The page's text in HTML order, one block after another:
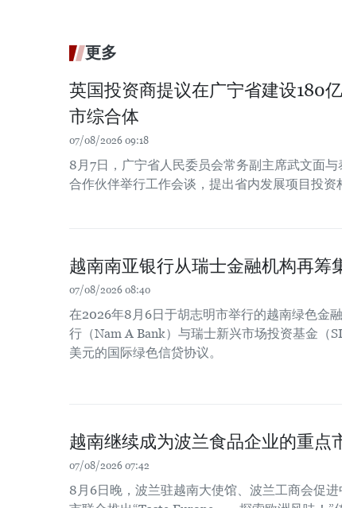
更多
英国投资商提议在广宁省建设180
市综合体
07/08/2026 09:18
8月7日，广宁省人民委员会常务副主席武文面
合作伙伴举行工作会谈，提出省内发展项目投资
越南南亚银行从瑞士金融机构再筹
07/08/2026 08:40
在2026年8月6日于胡志明市举行的越南绿色金
行（Nam A Bank）与瑞士新兴市场投资基金（
美元的国际绿色信贷协议。
越南继续成为波兰食品企业的重点
07/08/2026 07:42
8月6日晚，波兰驻越南大使馆、波兰工商会促